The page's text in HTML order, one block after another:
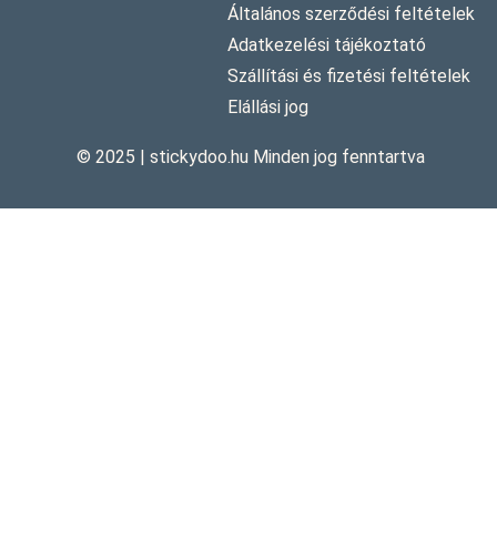
Általános szerződési feltételek
Adatkezelési tájékoztató
Szállítási és fizetési feltételek
Elállási jog
© 2025 | stickydoo.hu Minden jog fenntartva